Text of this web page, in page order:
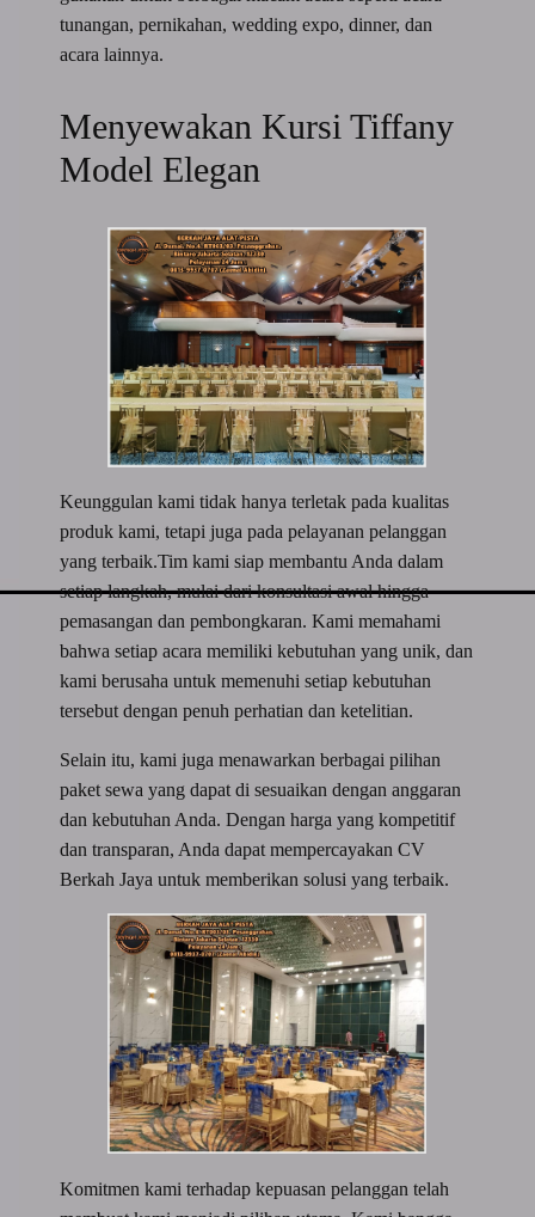
tunangan, pernikahan, wedding expo, dinner, dan
acara lainnya.
Menyewakan Kursi Tiffany
Model Elegan
Keunggulan kami tidak hanya terletak pada kualitas
produk kami, tetapi juga pada pelayanan pelanggan
yang terbaik.Tim kami siap membantu Anda dalam
setiap langkah, mulai dari konsultasi awal hingga
pemasangan dan pembongkaran. Kami memahami
bahwa setiap acara memiliki kebutuhan yang unik, dan
kami berusaha untuk memenuhi setiap kebutuhan
tersebut dengan penuh perhatian dan ketelitian.
Selain itu, kami juga menawarkan berbagai pilihan
paket sewa yang dapat di sesuaikan dengan anggaran
dan kebutuhan Anda. Dengan harga yang kompetitif
dan transparan, Anda dapat mempercayakan CV
Berkah Jaya untuk memberikan solusi yang terbaik.
Komitmen kami terhadap kepuasan pelanggan telah